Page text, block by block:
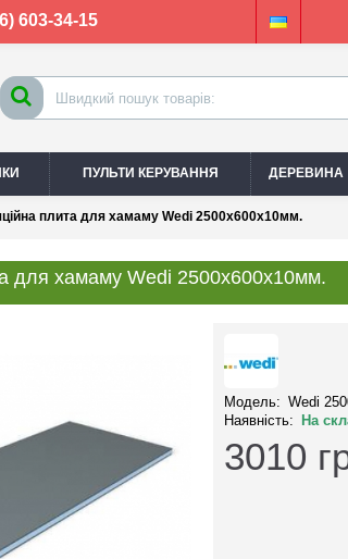
603-34-15
ПУЛЬТИ КЕРУВАННЯ ДЕРЕВИНА
плита для хамаму Wedi 2500x600x10мм.
для хамаму Wedi 2500x600x10мм.
Модель: Wedi
Наявність:
На
3010